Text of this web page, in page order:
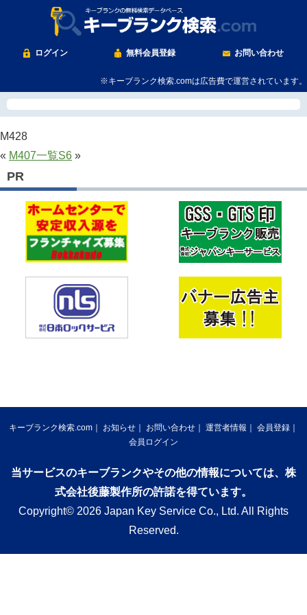
ログイン 無料会員登録 お問い合わせ
※キーブランク検索.comは広告費で運営されています。
M428
« M407一覧S6 »
PR
キーブランク検索.com お知らせ お問い合わせ 運営者情報
会員登録
会員ログイン
当サービスのキーブランクやその他の情報については、株
式会社後藤製作所の許諾を得ています。
Copyright© 2026 Japan Key Service Co., Ltd. All Rights
Reserved.